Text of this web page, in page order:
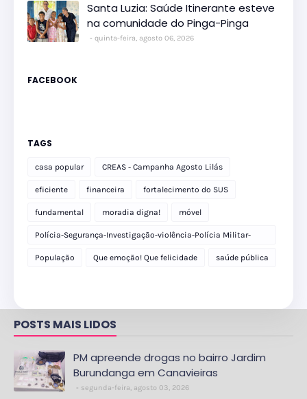
Santa Luzia: Saúde Itinerante esteve
na comunidade do Pinga-Pinga
quinta-feira, agosto 06, 2026
FACEBOOK
TAGS
casa popular CREAS - Campanha Agosto Lilás
eficiente financeira fortalecimento do SUS
fundamental moradia digna! móvel
Polícia-Segurança-Investigação-violência-Polícia Militar-
delegacia
População Que emoção! Que felicidade saúde pública
POSTS MAIS LIDOS
PM apreende drogas no bairro Jardim
Burundanga em Canavieiras
segunda-feira, agosto 03, 2026